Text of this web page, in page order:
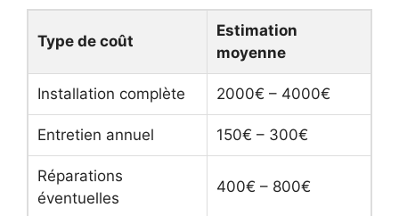
Type de coût
Estimation
moyenne
Installation complète 2000€ – 4000€
Entretien annuel 150€ – 300€
Réparations
éventuelles
400€ – 800€